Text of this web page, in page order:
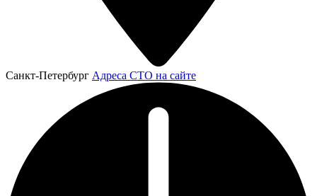
Санкт-Петербург Адреса СТО на сайте